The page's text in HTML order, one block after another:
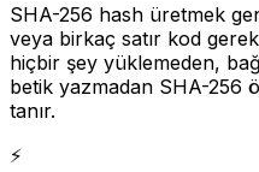
SHA-256 hash üretmek
veya birkaç satır kod
hiçbir şey yüklemeden,
betik yazmadan SHA-256
tanır.
⚡